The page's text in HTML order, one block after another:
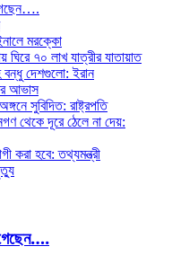
মরক্কো
ঘিরে ৭০ লাখ যাত্রীর যাতায়াত
বন্ধু দেশগুলো: ইরান
আভাস
সুবিদিত: রাষ্ট্রপতি
থেকে দূরে ঠেলে না দেয়:
করা হবে: তথ্যমন্ত্রী